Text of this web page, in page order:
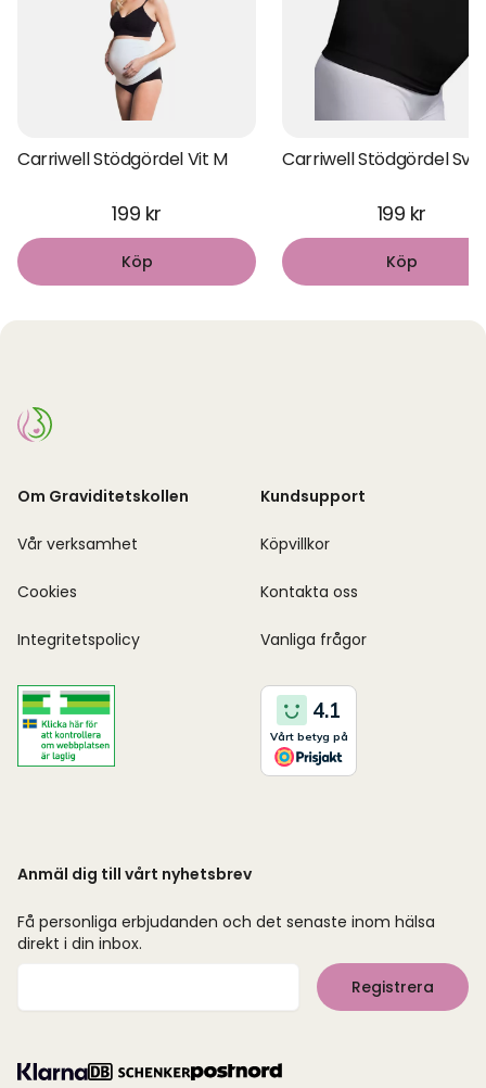
Carriwell Stödgördel Vit M
199 kr
Köp
Carriwell Stödgördel
199 kr
Köp
Om Graviditetskollen
Vår verksamhet
Cookies
Integritetspolicy
Kundsupport
Köpvillkor
Kontakta oss
Vanliga frågor
Anmäl dig till vårt nyhetsbrev
Få personliga erbjudanden och det senaste inom hälsa
direkt i din inbox.
Registrera